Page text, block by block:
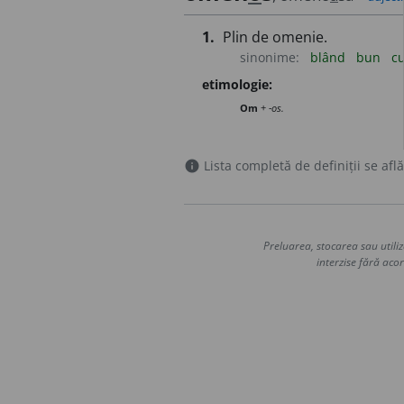
1. Plin de omenie.
sinonime: blând bun
etimologie:
Om + -os.
info Lista completă de definiții se
Preluarea, stocarea sau
interzise fără